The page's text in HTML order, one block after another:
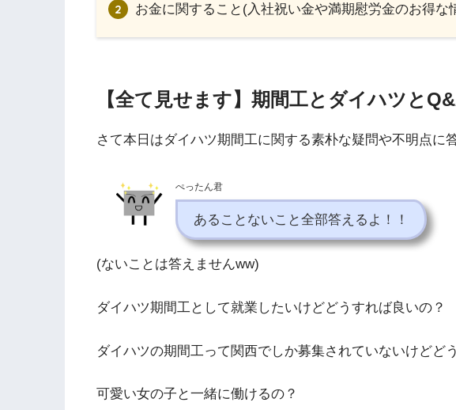
お金に関すること(入社祝い金や満期慰労金のお得な
【全て見せます】期間工とダイハツと
さて本日はダイハツ期間工に関する素朴な疑問や不明点に
ぺったん君
あることないこと全部答えるよ！！
(ないことは答えませんww)
ダイハツ期間工として就業したいけどどうすれば良いの？
ダイハツの期間工って関西でしか募集されていないけどど
可愛い女の子と一緒に働けるの？